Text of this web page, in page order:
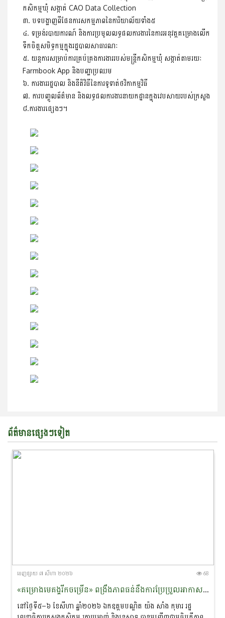
កសិកម្មឃុំ សង្កាត់ CAO Data Collection
៣. បទបង្ហាញពីផែនការសកម្មភាពនៃការិយាល័យទាំង៥
៤. ទម្រង់របាយការណ៍ និងការប្រមូលលទ្ធផលការងារនៃការអនុវត្តគម្រោងលើក
ទឹកចិត្តសមិទ្ធកម្មក្នុងរដ្ឋបាលសាធារណៈ
៥. យន្តការសម្រាប់ការគ្រប់គ្រងការងាររបស់មន្រ្តីកសិកម្មឃុំ សង្កាត់តាមរយៈ
Farmbook App និងបញ្ហាប្រឈម
៦. ការងាររដ្ឋបាល និងនីតិវិធីនៃការទូទាត់ថវិកាកម្មវិធី
៧. ការបញ្ចូលព័ត៌មាន និងលទ្ធផលការងារនាយកដ្ឋានក្នុងវេបសាយរបស់ក្រសួង
៨.ការងារផ្សេងៗ។
ព័ត៌មានផ្សេងៗទៀត
ចេញ​ផ្សាយ​ ៧ សីហា ២០២៦ 68
«គម្រោងមេគង្គរីកចម្រើន» ពង្រឹងភាពធន់នឹងការប្រែប្រួល​អាកាស​​ធាតុ និងលើកកម្ពស់ជីវភាពសហគមន៍ជនជាតិភាគតិច នៅខេត្តរតនគិរី និងមណ្ឌលគិរី
នៅថ្ងៃទី៥–៦ ខែសីហា ឆ្នាំ២០២៦ ឯកឧត្ដមបណ្ឌិត យ៉ង សាំង កុមារ រដ្ឋ